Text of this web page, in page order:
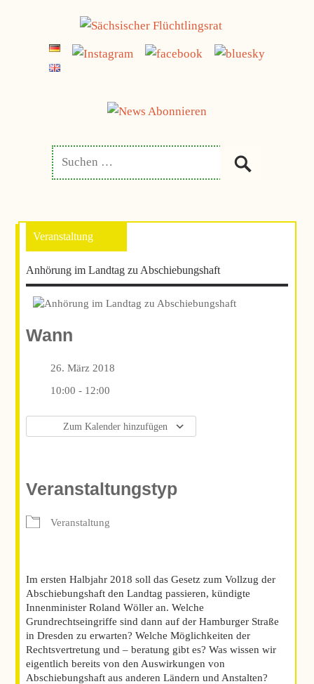
FLÜCHTLINGSRAT
Anhörung im Landtag zu Abschiebungshaft
Wann
26. März 2018
10:00 - 12:00
Zum Kalender hinzufügen
Veranstaltungstyp
Veranstaltung
Im ersten Halbjahr 2018 soll das Gesetz zum Vollzug der
Abschiebungshaft den Landtag passieren, kündigte
Innenminister Roland Wöller an. Welche
Grundrechtseingriffe sind dann auf der Hamburger Straße
in Dresden zu erwarten? Welche Möglichkeiten der
Rechtsvertretung und – beratung gibt es? Was wissen wir
eigentlich bereits von den Auswirkungen von
Abschiebungshaft aus anderen Ländern und Anstalten?